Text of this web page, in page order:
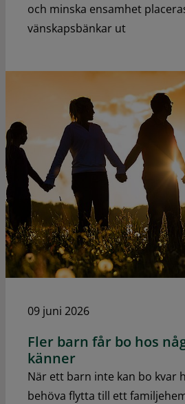
och minska ensamhet
vänskapsbänkar ut
09 juni 2026
Fler barn får bo hos
känner
När ett barn inte kan bo kvar
behöva flytta till ett